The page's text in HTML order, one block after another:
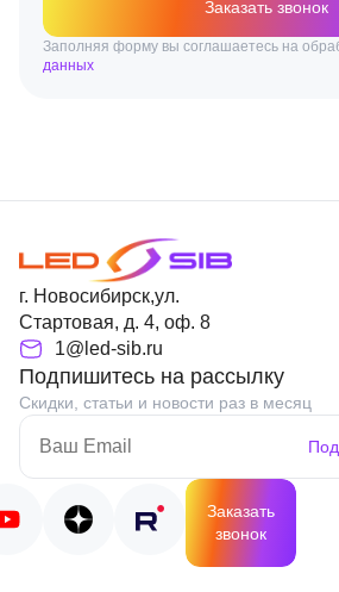
Заказать звонок
Заполняя форму вы соглашаетесь на
данных
г. Новосибирск,ул.
Стартовая, д. 4, оф. 8
1@led-sib.ru
Подпишитесь на рассылку
Скидки, статьи и новости раз в месяц
Заказать
звонок